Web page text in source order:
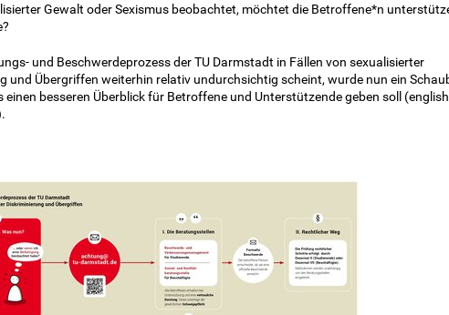
Gewalt oder Sexismus beobachtet, möchtet die Betroffene*n
und Beschwerdeprozess der TU Darmstadt in Fällen von sexualisierter
und Übergriffen weiterhin relativ undurchsichtig scheint, wurde nun ein
einen besseren Überblick für Betroffene und Unterstützende geben soll (english